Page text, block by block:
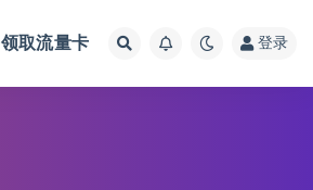
领取流量卡 登录